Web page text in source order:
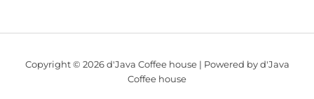
Copyright © 2026 d'Java Coffee house | Powered by d'Java
Coffee house